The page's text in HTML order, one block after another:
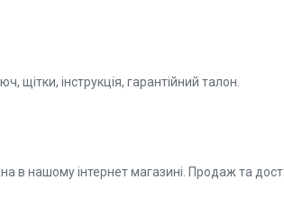
щітки, інструкція, гарантійний талон.
в нашому інтернет магазині. Продаж та